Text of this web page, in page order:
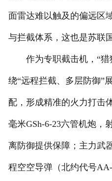
面雷达难以触及的偏远区
与拦截体系，这也是苏联
作为专职截击机，“猎
绕“远程拦截、多层防御”
配，形成精准的火力打击
毫米GSh-6-23六管机炮，
离防御提供保障；主力武
程空空导弹（北约代号